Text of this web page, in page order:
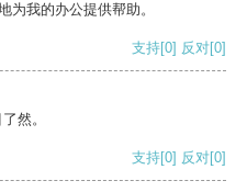
为我的办公提供帮助。
支持[0] 反对[0]
然。
支持[0] 反对[0]